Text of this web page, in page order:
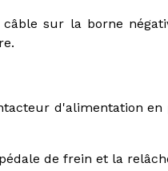
câble sur la borne
d'alimentation en
de frein et la